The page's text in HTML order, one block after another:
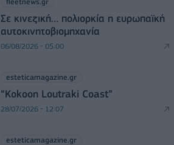
Σε κινεζική… πολιορκία η ευρωπαϊκή
αυτοκινητοβιομηχανία
06/08/2026 - 05:00
esteticamagazine.gr
“Kokoon Loutraki Coast”
28/07/2026 - 12:07
esteticamagazine.gr